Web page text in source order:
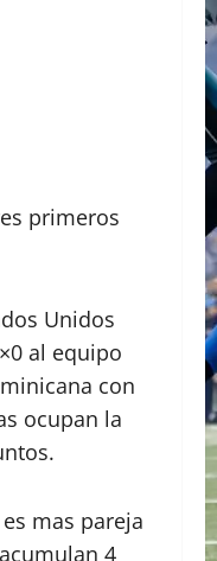
primeros
Unidos
al equipo
con
ocupan la
mas pareja
4